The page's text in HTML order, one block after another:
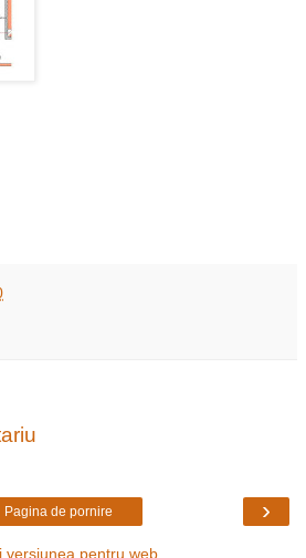
›
Pagina de pornire
versiunea pentru web